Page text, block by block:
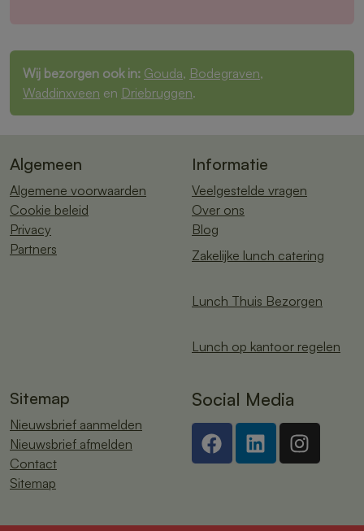
Wij bezorgen ook in: Gouda, Bodegraven,
Waddinxveen en Driebruggen.
Algemeen
Algemene voorwaarden
Cookie beleid
Privacy
Partners
Informatie
Veelgestelde vragen
Over ons
Blog
Zakelijke lunch catering
Lunch Thuis Bezorgen
Lunch op kantoor regelen
Sitemap
Nieuwsbrief aanmelden
Nieuwsbrief afmelden
Contact
Sitemap
Social Media